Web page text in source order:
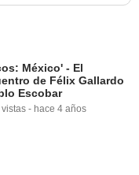
México' - El
de Félix Gallardo
Escobar
- hace 4 años